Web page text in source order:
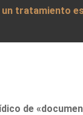
tratamiento
de